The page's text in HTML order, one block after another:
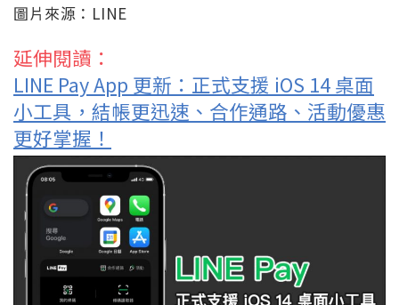
圖片來源：LINE
延伸閱讀：
LINE Pay App 更新：正式支援 iOS 14 桌面
小工具，結帳更迅速、合作通路、活動優惠
更好掌握！